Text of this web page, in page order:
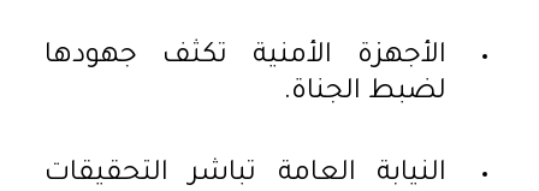
الأجهزة الأمنية تكثف جهودها
لضبط الجناة.
النيابة العامة تباشر التحقيقات